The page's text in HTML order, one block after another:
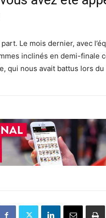
part. Le mois dernier, avec
inclinés en demi-finale
qui nous avait battus lors